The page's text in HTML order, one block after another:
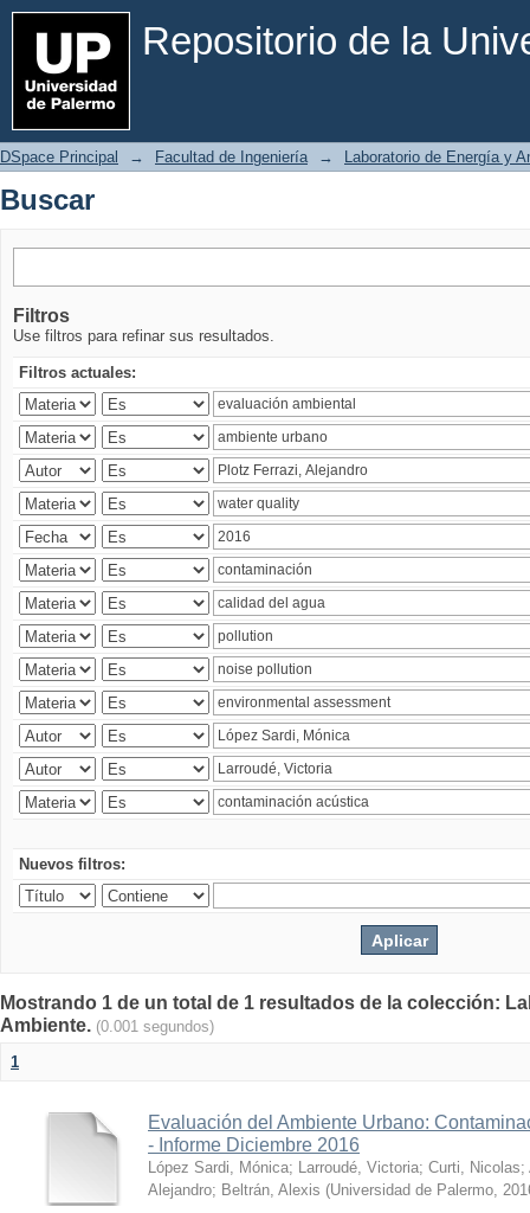
Repositorio de la
Buscar
DSpace Principal → Facultad de Ingeniería → Laboratorio de Energía y
Buscar
Filtros
Use filtros para refinar sus resultados.
Filtros actuales:
Nuevos filtros:
Mostrando 1 de un total de 1 resultados de la colección:
Ambiente. (0.001 segundos)
1
Evaluación del Ambiente Urbano:
- Informe Diciembre 2016
López Sardi, Mónica; Larroudé, Victoria; Curti, Nicolas;
Alejandro; Beltrán, Alexis (Universidad de Palermo,